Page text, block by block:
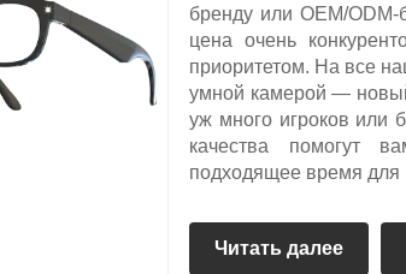
бренду или OEM/
цена очень
приоритетом. На все
умной камерой —
уж много игроков или
качества помогут
подходящее время для
Читать далее